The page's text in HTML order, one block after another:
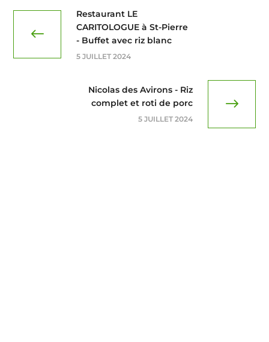
Restaurant LE
CARITOLOGUE à St-Pierre
- Buffet avec riz blanc
5 JUILLET 2024
Nicolas des Avirons - Riz
complet et roti de porc
5 JUILLET 2024